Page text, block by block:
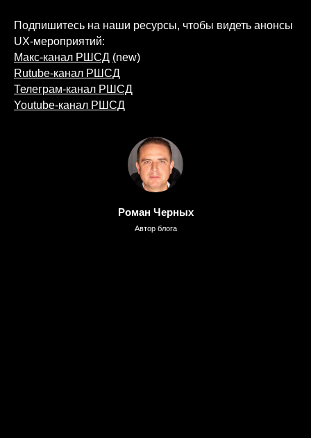
Подпишитесь на наши ресурсы, чтобы видеть анонсы
UX-мероприятий:
Макс-канал РШСД (new)
Rutube-канал РШСД
Телеграм-канал РШСД
Youtube-канал РШСД
Роман Черных
Автор блога